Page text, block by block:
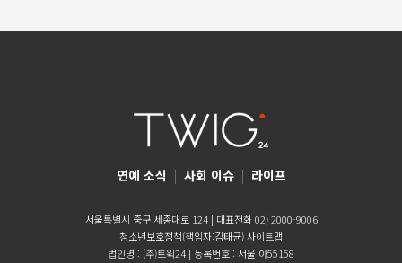
연예 소식 | 사회 이슈 | 라이프
서울특별시 중구 세종대로 124 | 대표전화 02) 2000-9006
청소년보호정책(책임자:김태균)사이트맵
법인명 : (주)트윅24 | 등록번호 : 서울 아55158